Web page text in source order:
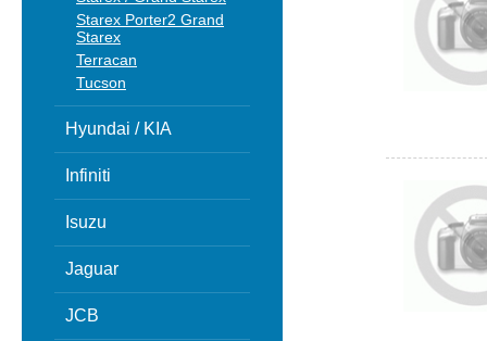
Starex Porter2 Grand
Starex
Terracan
Tucson
Hyundai / KIA
Infiniti
Isuzu
Jaguar
JCB